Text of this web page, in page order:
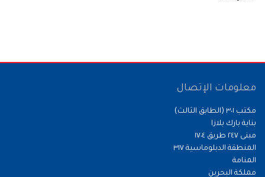
معلومات الإتصال
مكتب ٣٠١ (الطابق الثالث)
بناية بارك بلازا
مبنى ٢٤٧ طريق ١٧٠٤
المنطقة الدبلوماسية ٣١٧
المنامة
مملكة البحرين